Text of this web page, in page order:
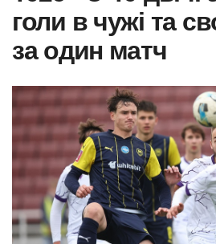
голи в чужі та
за один матч